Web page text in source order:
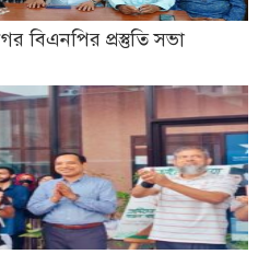
বিএনপির প্রস্তুতি সভা